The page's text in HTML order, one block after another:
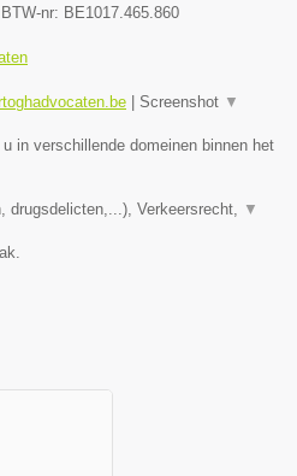
nr: BE1017.465.860
Screenshot ▼
in verschillende domeinen binnen het
drugsdelicten,...), Verkeersrecht, ▼